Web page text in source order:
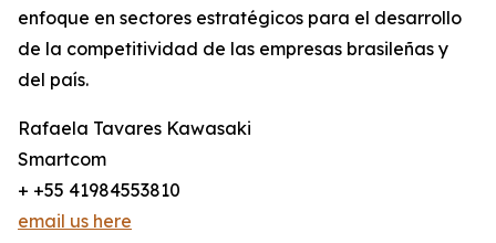
enfoque en sectores estratégicos para el desarrollo
de la competitividad de las empresas brasileñas y
del país.
Rafaela Tavares Kawasaki
Smartcom
+ +55 41984553810
email us here